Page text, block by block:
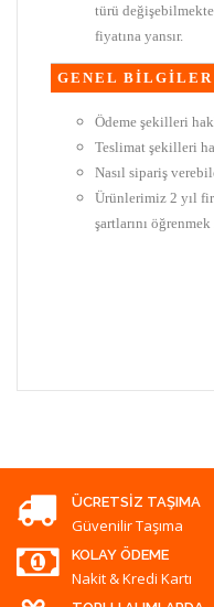
türü
fiyatına yansır.
GENEL BİLGİLER
Ödeme şekilleri
Teslimat şekilleri
Nasıl sipariş
Ürünlerimiz 2 yıl
şartlarını
ÜCRETSIZ TAŞIMA
Güvenilir Taşıma
KOLAY ÖDEME
Nakit & Kredi Kartı